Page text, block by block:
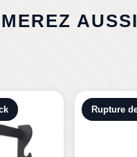
AUSSI